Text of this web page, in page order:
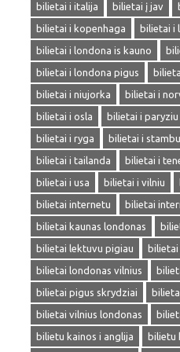
bilietai i italija
bilietai į jav
bilietai i kopenhaga
bilietai i
bilietai i londona is kauno
bilietai i londona pigus
bilietai i niujorka
bilietai i
bilietai i osla
bilietai i paryziu
bilietai i ryga
bilietai i
bilietai i tailanda
bilietai i
bilietai i usa
bilietai i vilniu
bilietai internetu
bilietai
bilietai kaunas londonas
bilietai lektuvu pigiau
bilietai londonas vilnius
bilietai pigus skrydziai
bilietai vilnius londonas
bilietu kainos i anglija
bilietu